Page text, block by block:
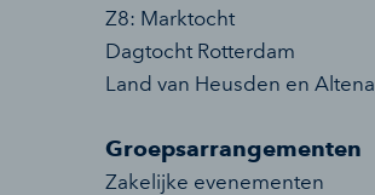
Z8: Marktocht
Dagtocht Rotterdam
Land van Heusden en Altena
Groepsarrangementen
Zakelijke evenementen